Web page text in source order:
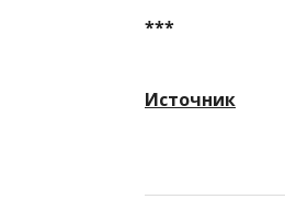
***
Источник